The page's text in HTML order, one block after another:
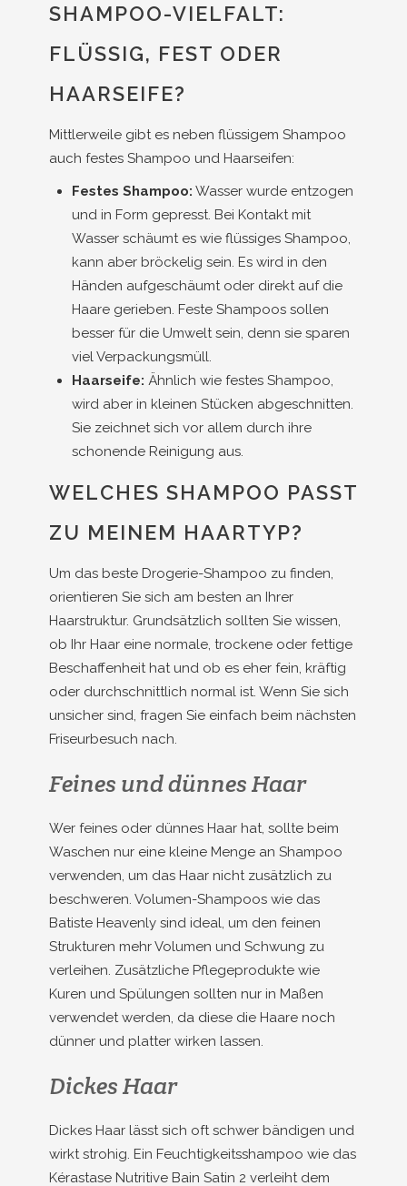
SHAMPOO-VIELFALT:
FLÜSSIG, FEST ODER
HAARSEIFE?
Mittlerweile gibt es neben flüssigem Shampoo
auch festes Shampoo und Haarseifen:
Festes Shampoo: Wasser wurde entzogen
und in Form gepresst. Bei Kontakt mit
Wasser schäumt es wie flüssiges Shampoo,
kann aber bröckelig sein. Es wird in den
Händen aufgeschäumt oder direkt auf die
Haare gerieben. Feste Shampoos sollen
besser für die Umwelt sein, denn sie sparen
viel Verpackungsmüll.
Haarseife: Ähnlich wie festes Shampoo,
wird aber in kleinen Stücken abgeschnitten.
Sie zeichnet sich vor allem durch ihre
schonende Reinigung aus.
WELCHES SHAMPOO PASST
ZU MEINEM HAARTYP?
Um das beste Drogerie-Shampoo zu finden,
orientieren Sie sich am besten an Ihrer
Haarstruktur. Grundsätzlich sollten Sie wissen,
ob Ihr Haar eine normale, trockene oder fettige
Beschaffenheit hat und ob es eher fein, kräftig
oder durchschnittlich normal ist. Wenn Sie sich
unsicher sind, fragen Sie einfach beim nächsten
Friseurbesuch nach.
Feines und dünnes Haar
Wer feines oder dünnes Haar hat, sollte beim
Waschen nur eine kleine Menge an Shampoo
verwenden, um das Haar nicht zusätzlich zu
beschweren. Volumen-Shampoos wie das
Batiste Heavenly sind ideal, um den feinen
Strukturen mehr Volumen und Schwung zu
verleihen. Zusätzliche Pflegeprodukte wie
Kuren und Spülungen sollten nur in Maßen
verwendet werden, da diese die Haare noch
dünner und platter wirken lassen.
Dickes Haar
Dickes Haar lässt sich oft schwer bändigen und
wirkt strohig. Ein Feuchtigkeitsshampoo wie das
Kérastase Nutritive Bain Satin 2 verleiht dem